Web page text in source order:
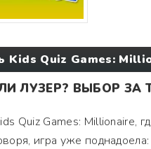
Kids Quiz Games:
ЛУЗЕР? ВЫБОР ЗА
Quiz Games: Millionaire,
игра уже